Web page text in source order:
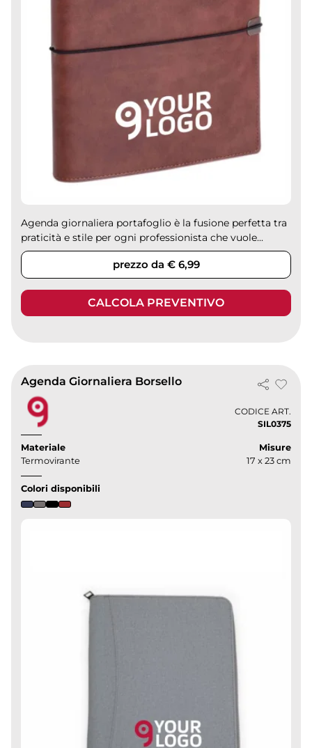
Agenda giornaliera portafoglio è la fusione perfetta tra
praticità e stile per ogni professionista che vuole...
prezzo da € 6,99
CALCOLA PREVENTIVO
Agenda Giornaliera Borsello
CODICE ART.
SIL0375
Materiale
Termovirante
Misure
17 x 23 cm
Colori disponibili